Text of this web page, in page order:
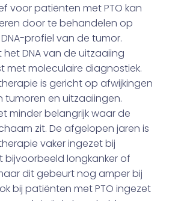
voor patiënten met PTO kan
door te behandelen op
profiel van de tumor.
DNA van de uitzaaiing
met moleculaire diagnostiek.
is gericht op afwijkingen
tumoren en uitzaaiingen.
minder belangrijk waar de
zit. De afgelopen jaren is
vaker ingezet bij
bijvoorbeeld longkanker of
dit gebeurt nog amper bij
bij patiënten met PTO ingezet